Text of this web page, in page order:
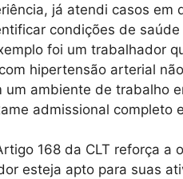
já atendi casos
condições de
foi um trabalhador
hipertensão arterial
um ambiente de trabalho
admissional
168 da CLT reforça a
esteja apto para suas